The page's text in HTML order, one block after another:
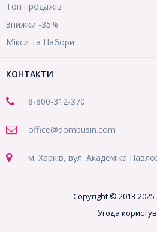
Топ продажів
Знижки -35%
Мікси та Набори
КОНТАКТИ
8-800-312-370
office@dombusin.com
м. Харків, вул. Академіка
Copyright © 2013-
Угода